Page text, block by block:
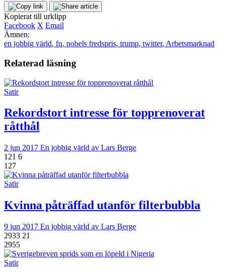
Kopierat till urklipp
Facebook X Email
Ämnen:
en jobbig värld, fn, nobels fredspris, trump, twitter, Arbetsmarknad
Relaterad läsning
Satir
Rekordstort intresse för topprenoverat
råtthål
2 jun 2017 En jobbig värld av Lars Berge
121 6
127
Satir
Kvinna påträffad utanför filterbubbla
9 jun 2017 En jobbig värld av Lars Berge
2933 21
2955
Satir